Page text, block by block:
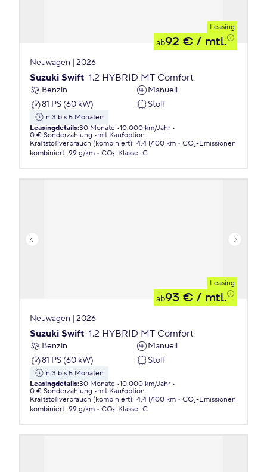
Leasing
ab92 € / mtl.
Neuwagen | 2026
Suzuki Swift 1.2 HYBRID MT Comfort
Benzin
Manuell
81 PS (60 kW)
Stoff
in 3 bis 5 Monaten
Leasingdetails:30 Monate 10.000 km/Jahr
0 € Sonderzahlung
mit Kaufoption
Kraftstoffverbrauch (kombiniert): 4,4 l/100 km
CO₂-Emissionen
kombiniert: 99 g/km CO₂-Klasse: C
Leasing
ab93 € / mtl.
Neuwagen | 2026
Suzuki Swift 1.2 HYBRID MT Comfort
Benzin
Manuell
81 PS (60 kW)
Stoff
in 3 bis 5 Monaten
Leasingdetails:30 Monate 10.000 km/Jahr
0 € Sonderzahlung
mit Kaufoption
Kraftstoffverbrauch (kombiniert): 4,4 l/100 km
CO₂-Emissionen
kombiniert: 99 g/km CO₂-Klasse: C